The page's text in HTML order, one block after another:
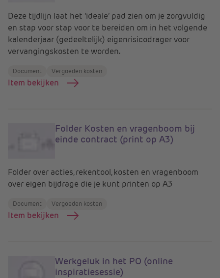
Deze tijdlijn laat het ‘ideale’ pad zien om je zorgvuldig
en stap voor stap voor te bereiden om in het volgende
kalenderjaar (gedeeltelijk) eigenrisicodrager voor
vervangingskosten te worden.
Document Vergoeden kosten
Item bekijken
Folder Kosten en vragenboom bij
einde contract (print op A3)
Folder over acties, rekentool, kosten en vragenboom
over eigen bijdrage die je kunt printen op A3
Document Vergoeden kosten
Item bekijken
Werkgeluk in het PO (online
inspiratiesessie)